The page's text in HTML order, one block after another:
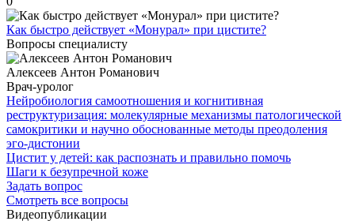
Как быстро действует «Монурал» при цистите?
Вопросы специалисту
Алексеев Антон Романович
Врач-уролог
Нейробиология самоотношения и когнитивная
реструктуризация: молекулярные механизмы патологической
самокритики и научно обоснованные методы преодоления
эго-дистонии
Цистит у детей: как распознать и правильно помочь
Шаги к безупречной коже
Задать вопрос
Смотреть все вопросы
Видеопубликации